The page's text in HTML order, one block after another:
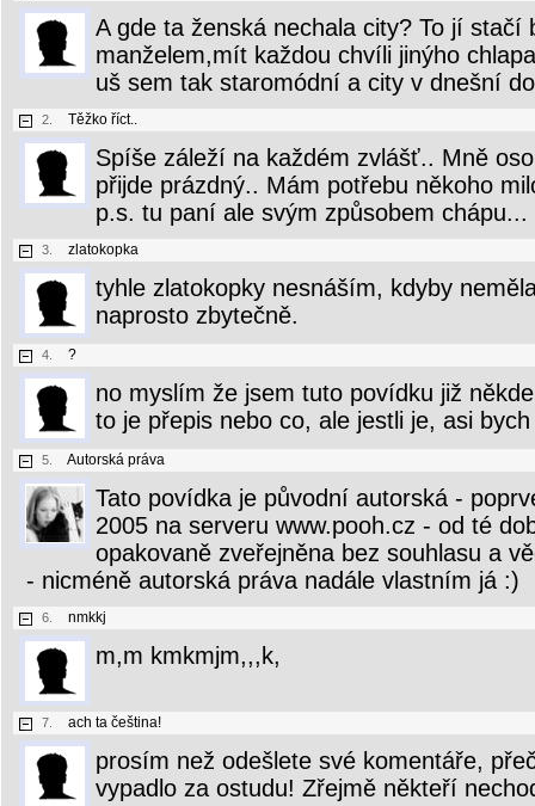
A gde ta ženská nechala city? To jí stačí
manželem,mít každou chvíli jinýho
uš sem tak staromódní a city v dnešní
2. Těžko říct..
Spíše záleží na každém zvlášť.. Mně
přijde prázdný.. Mám potřebu někoho
p.s. tu paní ale svým způsobem chápu...
3. zlatokopka
tyhle zlatokopky nesnáším, kdyby
naprosto zbytečně.
4. ?
no myslím že jsem tuto povídku již
to je přepis nebo co, ale jestli je, asi
5. Autorská práva
Tato povídka je původní autorská -
2005 na serveru www.pooh.cz - od té
opakovaně zveřejněna bez souhlasu a
- nicméně autorská práva nadále vlastním já :)
6. nmkkj
m,m kmkmjm,,,k,
7. ach ta čeština!
prosím než odešlete své komentáře,
vypadlo za ostudu! Zřejmě někteří